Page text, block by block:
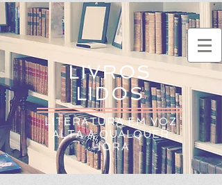
LIVROS
LIDOS
LITERATURA EM VOZ
ALTA A QUALQUER
HORA